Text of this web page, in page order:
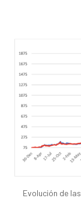
Evolución de